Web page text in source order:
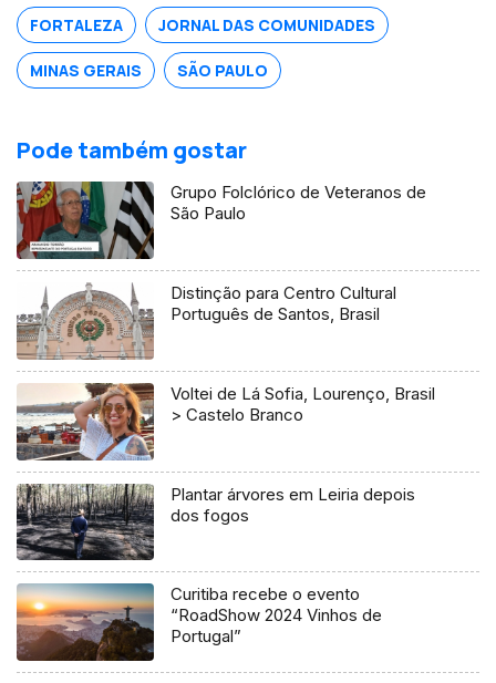
FORTALEZA JORNAL DAS COMUNIDADES
MINAS GERAIS SÃO PAULO
Pode também gostar
Grupo Folclórico de Veteranos de
São Paulo
Distinção para Centro Cultural
Português de Santos, Brasil
Voltei de Lá Sofia, Lourenço, Brasil
> Castelo Branco
Plantar árvores em Leiria depois
dos fogos
Curitiba recebe o evento
“RoadShow 2024 Vinhos de
Portugal”